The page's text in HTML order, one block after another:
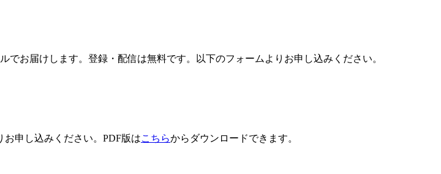
お届けします。登録・配信は無料です。以下のフォームよりお申し込みください。
申し込みください。PDF版はこちらからダウンロードできます。